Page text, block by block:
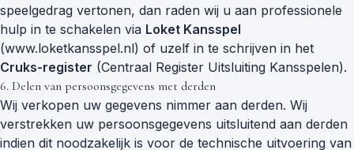
speelgedrag vertonen, dan raden wij u aan professionele
hulp in te schakelen via Loket Kansspel
(www.loketkansspel.nl) of uzelf in te schrijven in het
Cruks-register (Centraal Register Uitsluiting Kansspelen).
6. Delen van persoonsgegevens met derden
Wij verkopen uw gegevens nimmer aan derden. Wij
verstrekken uw persoonsgegevens uitsluitend aan derden
indien dit noodzakelijk is voor de technische uitvoering van